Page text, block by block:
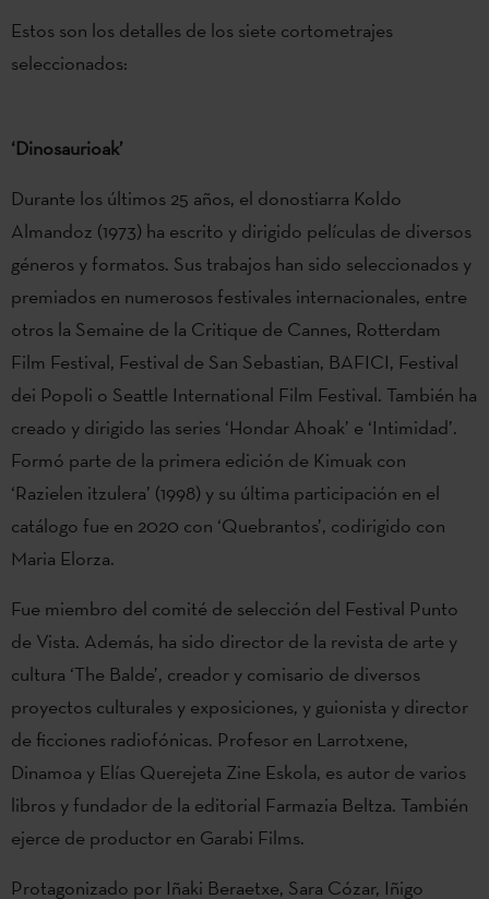
Estos son los detalles de los siete cortometrajes
seleccionados:
‘Dinosaurioak’
Durante los últimos 25 años, el donostiarra Koldo
Almandoz (1973) ha escrito y dirigido películas de diversos
géneros y formatos. Sus trabajos han sido seleccionados y
premiados en numerosos festivales internacionales, entre
otros la Semaine de la Critique de Cannes, Rotterdam
Film Festival, Festival de San Sebastian, BAFICI, Festival
dei Popoli o Seattle International Film Festival. También ha
creado y dirigido las series ‘Hondar Ahoak’ e ‘Intimidad’.
Formó parte de la primera edición de Kimuak con
‘Razielen itzulera’ (1998) y su última participación en el
catálogo fue en 2020 con ‘Quebrantos’, codirigido con
Maria Elorza.
Fue miembro del comité de selección del Festival Punto
de Vista. Además, ha sido director de la revista de arte y
cultura ‘The Balde’, creador y comisario de diversos
proyectos culturales y exposiciones, y guionista y director
de ficciones radiofónicas. Profesor en Larrotxene,
Dinamoa y Elías Querejeta Zine Eskola, es autor de varios
libros y fundador de la editorial Farmazia Beltza. También
ejerce de productor en Garabi Films.
Protagonizado por Iñaki Beraetxe, Sara Cózar, Iñigo